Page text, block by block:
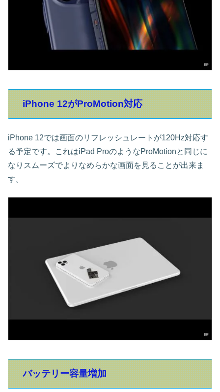
iPhone 12がProMotion対応
iPhone 12では画面のリフレッシュレートが120Hz対応す
る予定です。これはiPad ProのようなProMotionと同じに
なりスムーズでよりなめらかな画面を見ることが出来ま
す。
バッテリー容量増加